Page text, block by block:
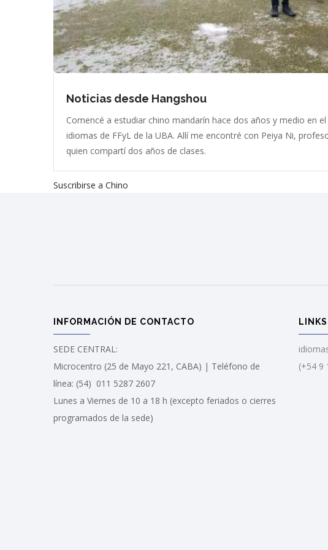
Noticias desde Hangshou
Comencé a estudiar chino mandarín hace dos años y medio en
idiomas de FFyL de la UBA. Allí me encontré con Peiya Ni,
quien compartí dos años de clases.
Suscribirse a Chino
INFORMACIÓN DE CONTACTO
SEDE CENTRAL:
Microcentro (25 de Mayo 221, CABA) | Teléfono de
línea: (54) 011 5287 2607
Lunes a Viernes de 10 a 18 h (excepto feriados o cierres
programados de la sede)
LINKS
(+54 9